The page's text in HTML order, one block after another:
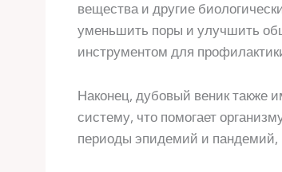
вещества и другие
уменьшить поры и улучшить
инструментом для
Наконец, дубовый веник
систему, что помогает
периоды эпидемий и пандемий,